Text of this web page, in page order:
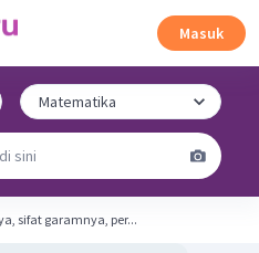
Masuk
sifat garamnya, per...